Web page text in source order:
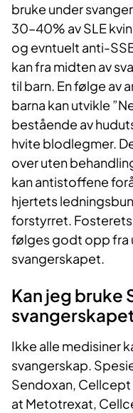
bruke under
30–40% av SLE
og evntuelt anti-
kan fra midten av
til barn. En følge av
barna kan utvikle
bestående av
hvite blodlegmer.
over uten
kan antistoffene
hjertets
forstyrret.
følges godt opp fra
svangerskapet.
Kan jeg bruke
Ikke alle medisiner
svangerskap.
Sendoxan,
at Metotrexat,